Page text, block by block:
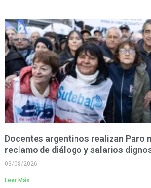
Docentes argentinos realizan Paro
reclamo de diálogo y salarios
03/08/2026
Leer Más